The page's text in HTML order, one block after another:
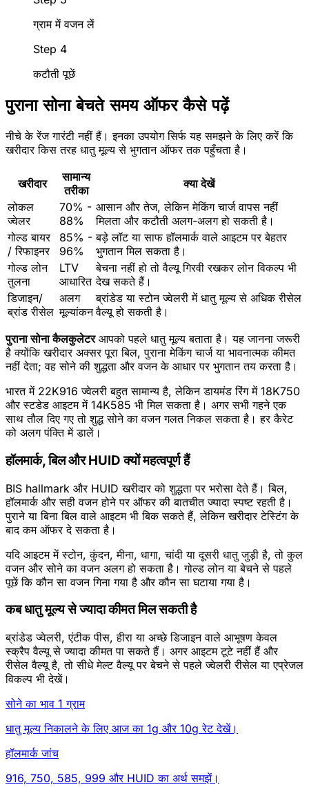
ग्राम में वजन लें
Step 4
कटौती पूछें
पुराना सोना बेचते समय ऑफर कैसे पढ़ें
नीचे के रेंज गारंटी नहीं हैं। इनका उपयोग सिर्फ यह समझने के लिए करें कि
खरीदार किस तरह धातु मूल्य से भुगतान ऑफर तक पहुँचता है।
खरीदार
सामान्य
तरीका
क्या देखें
लोकल
ज्वेलर
70% -
88%
आसान और तेज, लेकिन मेकिंग चार्ज वापस नहीं
मिलता और कटौती अलग-अलग हो सकती है।
गोल्ड बायर
/ रिफाइनर
85% -
96%
बड़े लॉट या साफ हॉलमार्क वाले आइटम पर बेहतर
भुगतान मिल सकता है।
गोल्ड लोन
तुलना
LTV
आधारित
बेचना नहीं हो तो वैल्यू गिरवी रखकर लोन विकल्प भी
देख सकते हैं।
डिजाइन/
ब्रांड रीसेल
अलग
मूल्यांकन
ब्रांडेड या स्टोन ज्वेलरी में धातु मूल्य से अधिक रीसेल
वैल्यू हो सकती है।
पुराना सोना कैलकुलेटरआपको पहले धातु मूल्य बताता है। यह जानना जरूरी
है क्योंकि खरीदार अक्सर पूरा बिल, पुराना मेकिंग चार्ज या भावनात्मक कीमत
नहीं देता; वह सोने की शुद्धता और वजन के आधार पर भुगतान तय करता है।
भारत में 22K916 ज्वेलरी बहुत सामान्य है, लेकिन डायमंड रिंग में 18K750
और स्टडेड आइटम में 14K585 भी मिल सकता है। अगर सभी गहने एक
साथ तौल दिए गए तो शुद्ध सोने का वजन गलत निकल सकता है। हर कैरेट
को अलग पंक्ति में डालें।
हॉलमार्क, बिल और HUID क्यों महत्वपूर्ण हैं
BIS hallmark और HUID खरीदार को शुद्धता पर भरोसा देते हैं। बिल,
हॉलमार्क और सही वजन होने पर ऑफर की बातचीत ज्यादा स्पष्ट रहती है।
पुराने या बिना बिल वाले आइटम भी बिक सकते हैं, लेकिन खरीदार टेस्टिंग के
बाद कम ऑफर दे सकता है।
यदि आइटम में स्टोन, कुंदन, मीना, धागा, चांदी या दूसरी धातु जुड़ी है, तो कुल
वजन और सोने का वजन अलग हो सकता है। गोल्ड लोन या बेचने से पहले
पूछें कि कौन सा वजन गिना गया है और कौन सा घटाया गया है।
कब धातु मूल्य से ज्यादा कीमत मिल सकती है
ब्रांडेड ज्वेलरी, एंटीक पीस, हीरा या अच्छे डिजाइन वाले आभूषण केवल
स्क्रैप वैल्यू से ज्यादा कीमत पा सकते हैं। अगर आइटम टूटे नहीं हैं और
रीसेल वैल्यू है, तो सीधे मेल्ट वैल्यू पर बेचने से पहले ज्वेलरी रीसेल या एप्रेजल
विकल्प भी देखें।
सोने का भाव 1 ग्राम
धातु मूल्य निकालने के लिए आज का 1g और 10g रेट देखें।
हॉलमार्क जांच
916, 750, 585, 999 और HUID का अर्थ समझें।